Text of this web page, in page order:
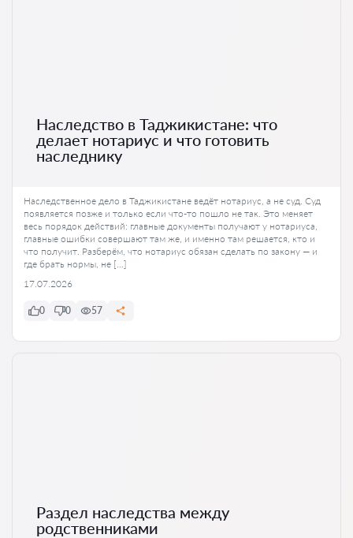
Наследство в Таджикистане: что
делает нотариус и что готовить
наследнику
Наследственное дело в Таджикистане ведёт нотариус, а не суд. Суд
появляется позже и только если что-то пошло не так. Это меняет
весь порядок действий: главные документы получают у нотариуса,
главные ошибки совершают там же, и именно там решается, кто и
что получит. Разберём, что нотариус обязан сделать по закону — и
где брать нормы, не […]
17.07.2026
0 0 57
Раздел наследства между
родственниками